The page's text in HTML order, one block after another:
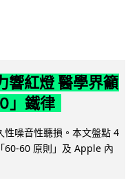
響紅燈 醫學界籲
」鐵律
性噪音性聽損。本文盤點 4
60-60 原則」及 Apple 內